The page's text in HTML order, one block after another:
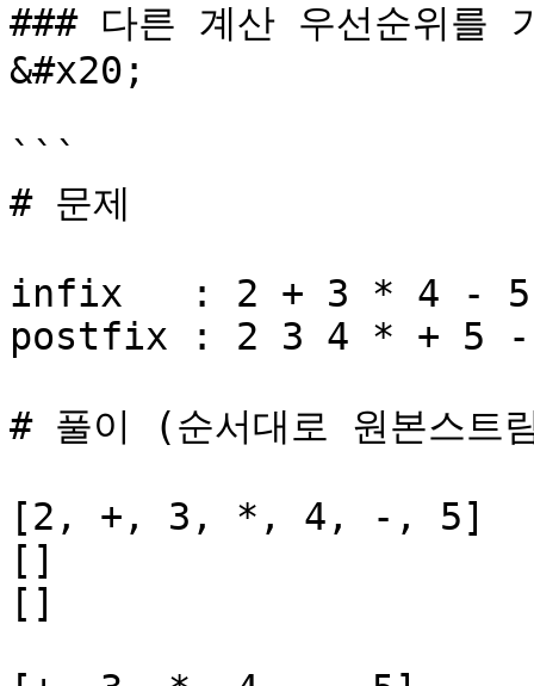
### 다른 계산 우선순위를
&#x20;
```
# 문제
infix   : 2 + 3 * 4 - 5
postfix : 2 3 4 * + 5 -
# 풀이 (순서대로 원본스트
[2, +, 3, *, 4, -, 5]
[]
[]